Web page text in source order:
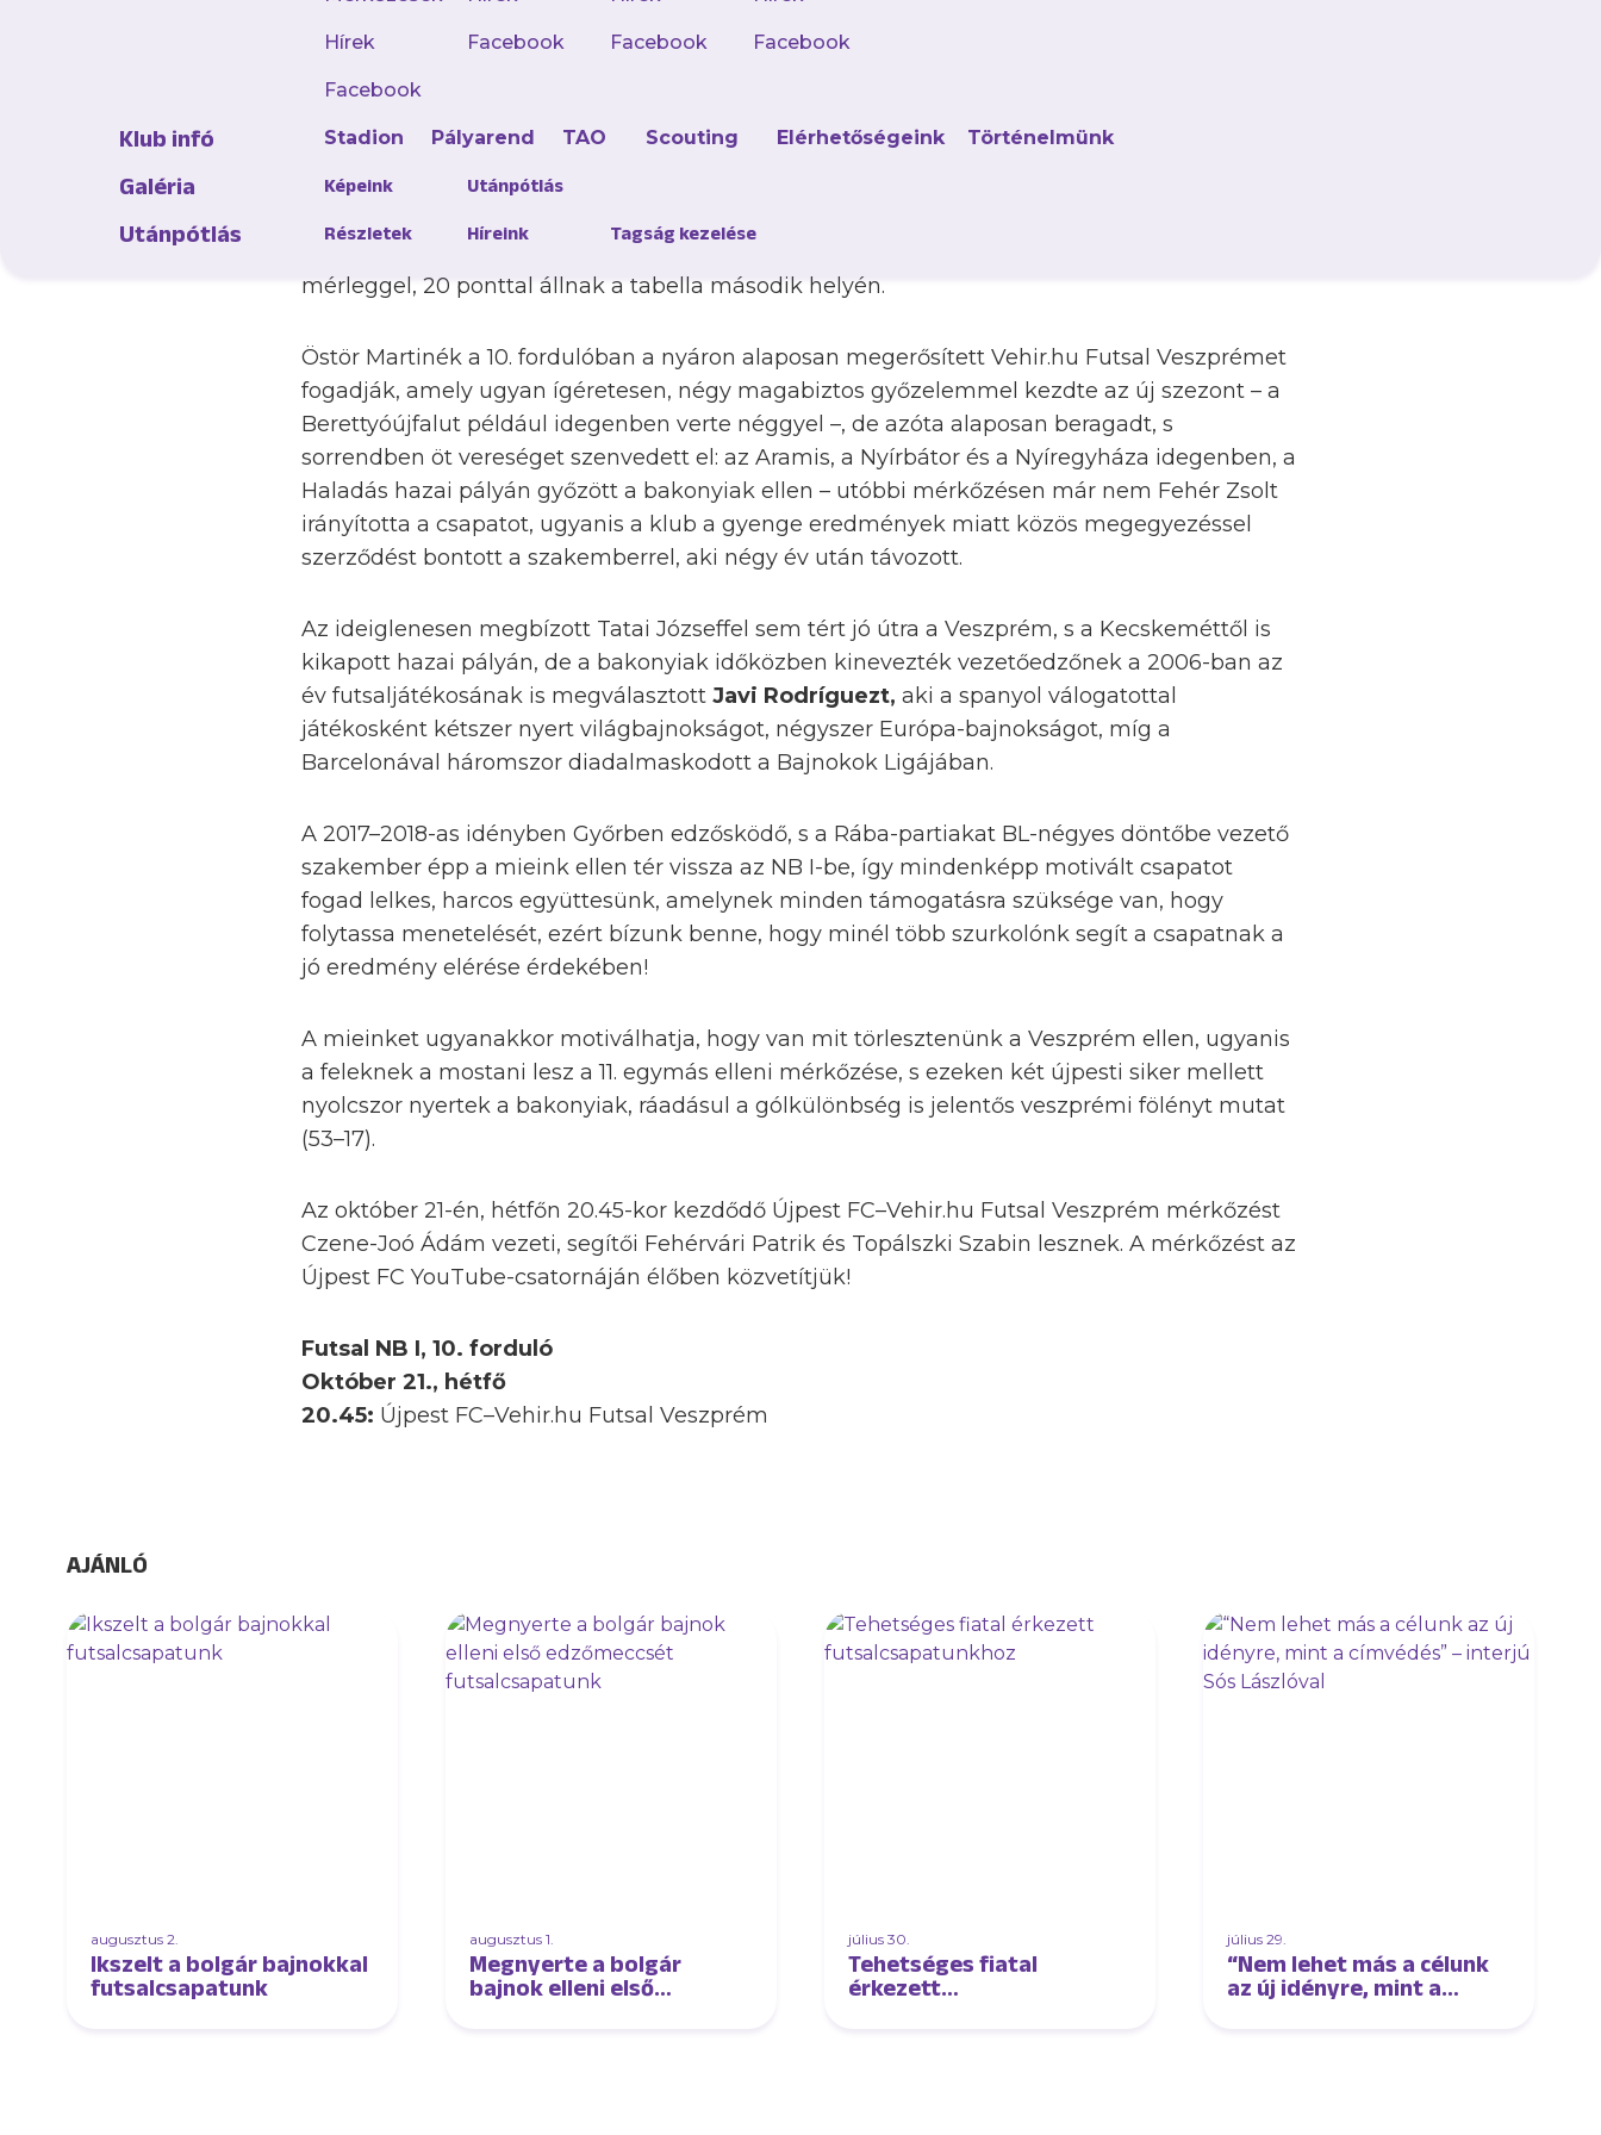
Hírek
Facebook
Facebook Facebook Facebook
Klub infó Stadion Pályarend TAO Scouting Elérhetőségeink Történelmünk
Galéria Képeink Utánpótlás
Utánpótlás Részletek Híreink Tagság kezelése
csak egy pontot szerzett, de nem is volt könnyű dolga Szente Tamás csapatának, ugyanis a
mieink Szombathelyen kiélezett mérkőzésen kaptak ki 4–3-ra a címvédő Haladástól,
mérleggel, 20 ponttal állnak a tabella második helyén.
Östör Martinék a 10. fordulóban a nyáron alaposan megerősített Vehir.hu Futsal Veszprémet
fogadják, amely ugyan ígéretesen, négy magabiztos győzelemmel kezdte az új szezont – a
Berettyóújfalut például idegenben verte néggyel –, de azóta alaposan beragadt, s
sorrendben öt vereséget szenvedett el: az Aramis, a Nyírbátor és a Nyíregyháza idegenben, a
Haladás hazai pályán győzött a bakonyiak ellen – utóbbi mérkőzésen már nem Fehér Zsolt
irányította a csapatot, ugyanis a klub a gyenge eredmények miatt közös megegyezéssel
szerződést bontott a szakemberrel, aki négy év után távozott.
Az ideiglenesen megbízott Tatai Józseffel sem tért jó útra a Veszprém, s a Kecskeméttől is
kikapott hazai pályán, de a bakonyiak időközben kinevezték vezetőedzőnek a 2006-ban az
év futsaljátékosának is megválasztottJavi Rodríguezt, aki a spanyol válogatottal
játékosként kétszer nyert világbajnokságot, négyszer Európa-bajnokságot, míg a
Barcelonával háromszor diadalmaskodott a Bajnokok Ligájában.
A 2017–2018-as idényben Győrben edzősködő, s a Rába-partiakat BL-négyes döntőbe vezető
szakember épp a mieink ellen tér vissza az NB I-be, így mindenképp motivált csapatot
fogad lelkes, harcos együttesünk, amelynek minden támogatásra szüksége van, hogy
folytassa menetelését, ezért bízunk benne, hogy minél több szurkolónk segít a csapatnak a
jó eredmény elérése érdekében!
A mieinket ugyanakkor motiválhatja, hogy van mit törlesztenünk a Veszprém ellen, ugyanis
a feleknek a mostani lesz a 11. egymás elleni mérkőzése, s ezeken két újpesti siker mellett
nyolcszor nyertek a bakonyiak, ráadásul a gólkülönbség is jelentős veszprémi fölényt mutat
(53–17).
Az október 21-én, hétfőn 20.45-kor kezdődő Újpest FC–Vehir.hu Futsal Veszprém mérkőzést
Czene-Joó Ádám vezeti, segítői Fehérvári Patrik és Topálszki Szabin lesznek. A mérkőzést az
Újpest FC YouTube-csatornáján élőben közvetítjük!
Futsal NB I, 10. forduló
Október 21., hétfő
20.45: Újpest FC–Vehir.hu Futsal Veszprém
AJÁNLÓ
augusztus 2.
Ikszelt a bolgár bajnokkal
futsalcsapatunk
augusztus 1.
Megnyerte a bolgár
bajnok elleni első
július 30.
Tehetséges fiatal
érkezett
július 29.
“Nem lehet más a célunk
az új idényre, mint a